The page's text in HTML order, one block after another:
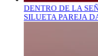
DENTRO DE LA
SILUETA PAREJA